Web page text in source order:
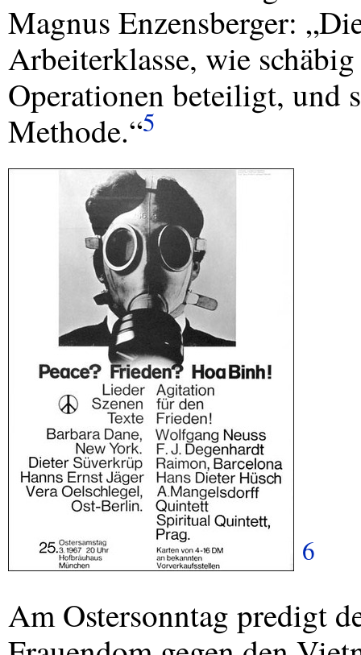
Magnus Enzensberger:
Arbeiterklasse, wie
Operationen beteiligt, und
Methode.“5
6
Am Ostersonntag predigt